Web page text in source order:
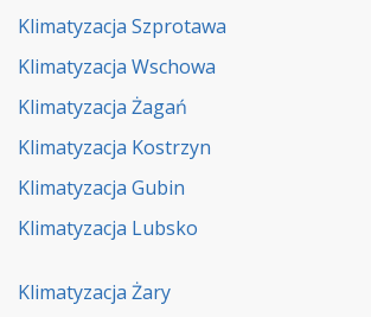
Klimatyzacja Szprotawa
Klimatyzacja Wschowa
Klimatyzacja Żagań
Klimatyzacja Kostrzyn
Klimatyzacja Gubin
Klimatyzacja Lubsko
Klimatyzacja Żary